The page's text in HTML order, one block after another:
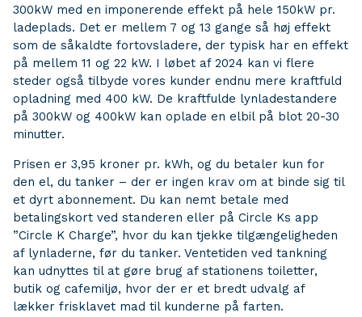
300kW med en imponerende effekt på hele 150kW pr.
ladeplads. Det er mellem 7 og 13 gange så høj effekt
som de såkaldte fortovsladere, der typisk har en effekt
på mellem 11 og 22 kW. I løbet af 2024 kan vi flere
steder også tilbyde vores kunder endnu mere kraftfuld
opladning med 400 kW. De kraftfulde lynladestandere
på 300kW og 400kW kan oplade en elbil på blot 20-30
minutter.
Prisen er 3,95 kroner pr. kWh, og du betaler kun for
den el, du tanker – der er ingen krav om at binde sig til
et dyrt abonnement. Du kan nemt betale med
betalingskort ved standeren eller på Circle Ks app
”Circle K Charge”, hvor du kan tjekke tilgængeligheden
af lynladerne, før du tanker. Ventetiden ved tankning
kan udnyttes til at gøre brug af stationens toiletter,
butik og cafemiljø, hvor der er et bredt udvalg af
lækker frisklavet mad til kunderne på farten.